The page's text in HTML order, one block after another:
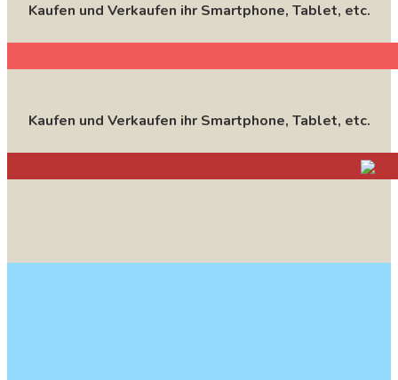
Kaufen und Verkaufen ihr Smartphone, Tablet, etc.
Kaufen und Verkaufen ihr Smartphone, Tablet, etc.